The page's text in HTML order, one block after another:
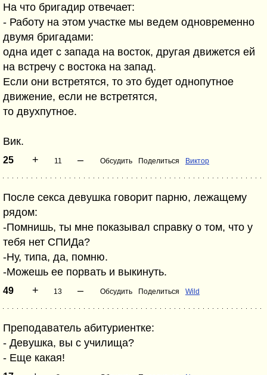
На что бригадир отвечает:
- Работу на этом участке мы ведем одновременно
двумя бригадами:
одна идет с запада на восток, другая движется ей
на встречу с востока на запад.
Если они встретятся, то это будет однопутное
движение, если не встретятся,
то двухпутное.
Вик.
25 + 11 – Обсудить Поделиться Виктор
После секса девушка говорит парню, лежащему
рядом:
-Помнишь, ты мне показывал справку о том, что у
тебя нет СПИДа?
-Ну, типа, да, помню.
-Можешь ее порвать и выкинуть.
49 + 13 – Обсудить Поделиться Wild
Преподаватель абитуриентке:
- Девушка, вы с училища?
- Еще какая!